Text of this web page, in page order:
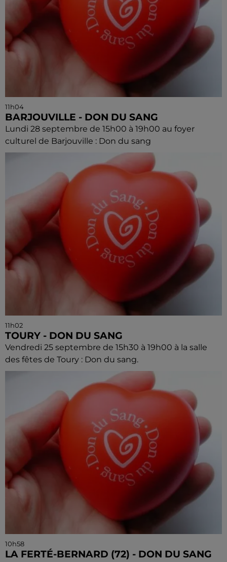
11h04
BARJOUVILLE - DON DU SANG
Lundi 28 septembre de 15h00 à 19h00 au foyer
culturel de Barjouville : Don du sang
11h02
TOURY - DON DU SANG
Vendredi 25 septembre de 15h30 à 19h00 à la salle
des fêtes de Toury : Don du sang.
10h58
LA FERTÉ-BERNARD (72) - DON DU SANG